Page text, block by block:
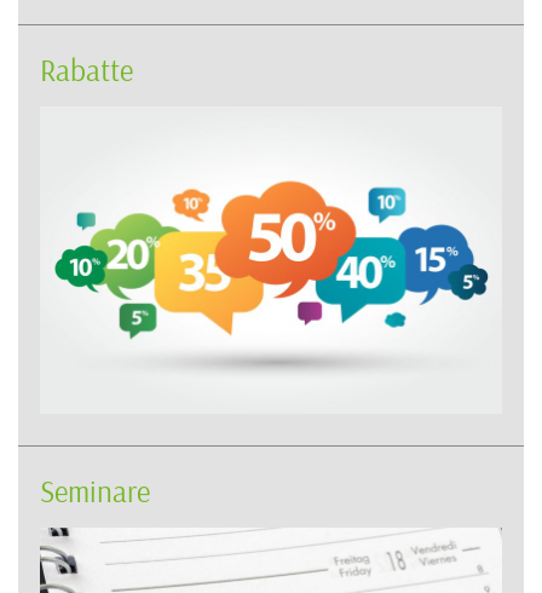
Rabatte
Seminare